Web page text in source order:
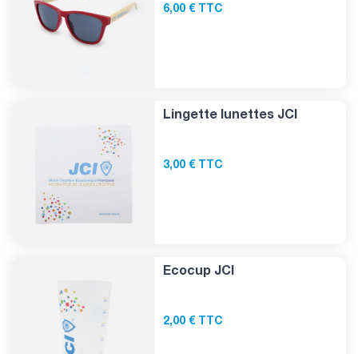
6,00 € TTC
Lingette lunettes JCI
3,00 € TTC
Ecocup JCI
2,00 € TTC